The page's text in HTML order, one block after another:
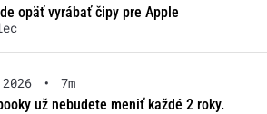
opäť vyrábať čipy pre Apple
•
7m
už nebudete meniť každé 2 roky.